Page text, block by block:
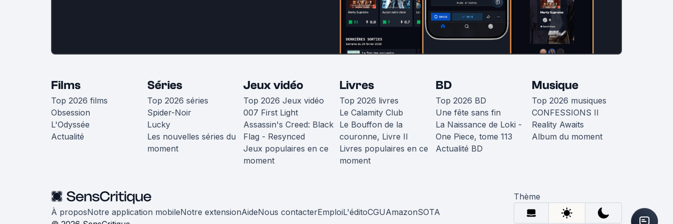
Films
Top 2026 films
Obsession
L'Odyssée
Actualité
Séries
Top 2026 séries
Spider-Noir
Lucky
Les nouvelles séries du
moment
Jeux vidéo
Top 2026 Jeux vidéo
007 First Light
Assassin's Creed: Black
Flag - Resynced
Jeux populaires en ce
moment
Livres
Top 2026 livres
Le Calamity Club
Le Bouffon de la
couronne, Livre II
Livres populaires en ce
moment
BD
Top 2026 BD
Une fête sans fin
La Naissance de Loki -
One Piece, tome 113
Actualité BD
Musique
Top 2026 musiques
CONFESSIONS II
Reality Awaits
Album du moment
À proposNotre application mobileNotre extensionAideNous contacterEmploiL'éditoCGUAmazonSOTA
Thème